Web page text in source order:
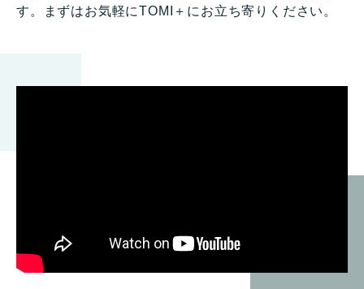
す。まずはお気軽にTOMI＋にお立ち寄りください。